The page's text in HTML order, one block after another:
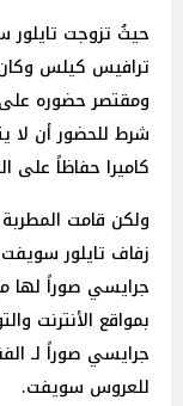
حيثُ تزوجت
ترافيس كيلس
ومقتصر حضوره
شرط للحضور أن لا
كاميرا حفاظاً على
ولكن قامت
زفاف تايلور
جرايسي صوراً لها
بمواقع الأنترنت
جرايسي صوراً لـ
للعروس سويفت.